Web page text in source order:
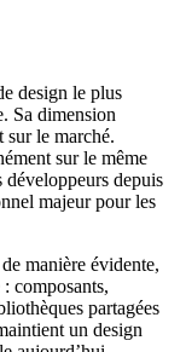
design le plus
Sa dimension
sur le marché.
sur le même
depuis
majeur pour les
manière évidente,
composants,
partagées
un design